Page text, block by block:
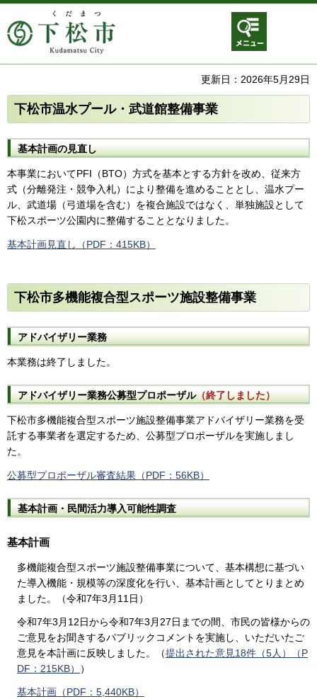
メニュ
ー
更新日：2026年5月29日
下松市温水プール・武道館整備事業
基本計画の見直し
本事業においてPFI（BTO）方式を基本とする方針を改め、従来方
式（分離発注・競争入札）により整備を進めることとし、温水プー
ル、武道場（弓道場を含む）を複合施設ではなく、単独施設として
下松スポーツ公園内に整備することとなりました。
基本計画見直し（PDF：415KB）
下松市多機能複合型スポーツ施設整備事業
アドバイザリー業務
本業務は終了しました。
アドバイザリー業務公募型プロポーザル（終了しました）
下松市多機能複合型スポーツ施設整備事業アドバイザリー業務を受
託する事業者を選定するため、公募型プロポーザルを実施しまし
た。
公募型プロポーザル審査結果（PDF：56KB）
基本計画・民間活力導入可能性調査
基本計画
多機能複合型スポーツ施設整備事業について、基本構想に基づい
た導入機能・規模等の深度化を行い、基本計画としてとりまとめ
ました。（令和7年3月11日）
令和7年3月12日から令和7年3月27日までの間、市民の皆様からの
ご意見をお聞きするパブリックコメントを実施し、いただいたご
意見を本計画に反映しました。（提出された意見18件（5人）（P
DF：215KB）
）
基本計画（PDF：5,440KB）